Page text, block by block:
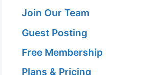
Join Our Team
Guest Posting
Free Membership
Plans & Pricing